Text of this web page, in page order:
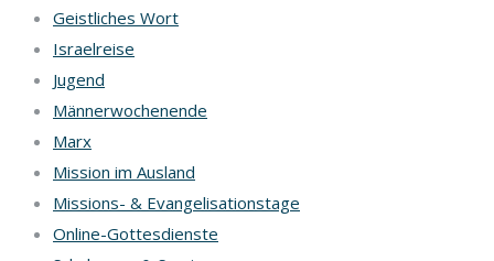
Geistliches Wort
Israelreise
Jugend
Männerwochenende
Marx
Mission im Ausland
Missions- & Evangelisationstage
Online-Gottesdienste